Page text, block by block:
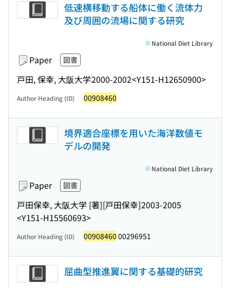
低速横移動する船体に働く流体力
及び周囲の流場に関する研究
Paper 図書
戸田, 保幸, 大阪大学2000-2002<Y151-H12650900>
National Diet Library
Author Heading (ID) 00908460
境界適合座標を用いた海洋数値モ
デルの開発
Paper 図書
戸田保幸, 大阪大学 [著][戸田保幸]2003-2005
<Y151-H15560693>
National Diet Library
Author Heading (ID) 00908460 00296951
屈曲型推進翼に関する基礎的研究